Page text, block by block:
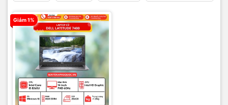
Giảm 1%